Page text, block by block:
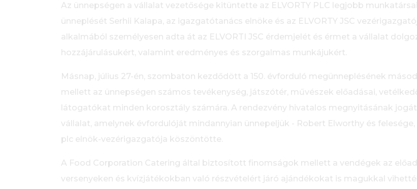
Az ünnepségen a vállalat vezetősége kitüntette az ELVORTY PLC legjobb
ünneplését Serhii Kalapa, az igazgatótanács elnöke és az ELVORTY JSC
alkalmából személyesen adta át az ELVORTI JSC érdemjelét és érmet a vállalat
hozzájárulásukért, valamint eredményes és szorgalmas munkájukért.
Másnap, július 27-én, szombaton kezdődött a 150. évforduló megünneplésének
mellett az ünnepségen számos tevékenység, játszótér, művészek előadásai,
látogatókat minden korosztály számára. A rendezvény hivatalos megnyitásának
vállalat, amelynek évfordulóját mindannyian ünnepeljük - Robert Elworthy és felesége,
plc elnök-vezérigazgatója köszöntötte.
A Food Corporation Catering által biztosított finomságok mellett a vendégek az
versenyeken és kvízjátékokban való részvételért járó ajándékokat is magukkal